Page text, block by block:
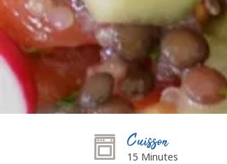
Cuisson
15 Minutes